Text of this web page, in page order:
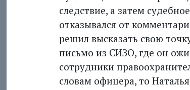
следствие, а затем
отказывался от
решил высказать свою
письмо из СИЗО, где он
сотрудники
словам офицера, то